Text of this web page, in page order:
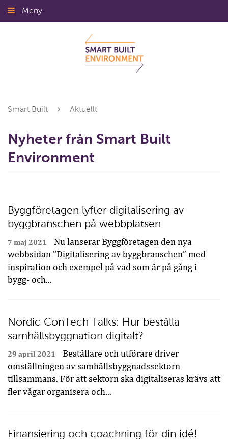
Gå
till
Meny
Smart Built Aktuellt
Nyheter från Smart Built
Environment
Byggföretagen lyfter digitalisering av
byggbranschen på webbplatsen
7 maj 2021
Nu lanserar Byggföretagen den nya
webbsidan "Digitalisering av byggbranschen” med
inspiration och exempel på vad som är på gång i
bygg- och...
Nordic ConTech Talks: Hur beställa
samhällsbyggnation digitalt?
29 april 2021
Beställare och utförare driver
omställningen av samhällsbyggnadssektorn
tillsammans. För att sektorn ska digitaliseras krävs att
fler vågar organisera och...
Finansiering och coachning för din idé!